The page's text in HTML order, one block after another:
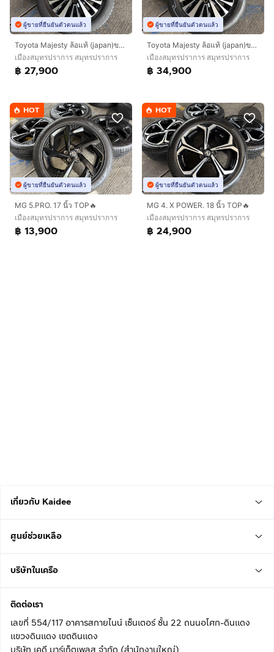
ผู้ขายที่ยืนยันตัวตนแล้ว
Toyota Majesty ล้อแท้ (japan)ขอบ 17 นิ้วTop🔥
เมืองสมุทรปราการ สมุทรปราการ
฿ 27,900
ผู้ขายที่ยืนยันตัวตนแล้ว
Toyota Majesty ล้อแท้ (japan)ขอบ 17 นิ้วTop🔥
เมืองสมุทรปราการ สมุทรปราการ
฿ 34,900
HOT
ผู้ขายที่ยืนยันตัวตนแล้ว
MG 5.PRO. 17 นิ้ว TOP🔥
เมืองสมุทรปราการ สมุทรปราการ
฿ 13,900
HOT
ผู้ขายที่ยืนยันตัวตนแล้ว
MG 4. X POWER. 18 นิ้ว TOP🔥
เมืองสมุทรปราการ สมุทรปราการ
฿ 24,900
เกี่ยวกับ Kaidee
ศูนย์ช่วยเหลือ
บริษัทในเครือ
ติดต่อเรา
เลขที่ 554/117 อาคารสกายไนน์ เซ็นเตอร์ ชั้น 22 ถนนอโศก-ดินแดง
แขวงดินแดง เขตดินแดง